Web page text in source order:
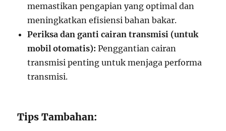
memastikan pengapian yang optimal dan
meningkatkan efisiensi bahan bakar.
Periksa dan ganti cairan transmisi (untuk
mobil otomatis): Penggantian cairan
transmisi penting untuk menjaga performa
transmisi.
Tips Tambahan: